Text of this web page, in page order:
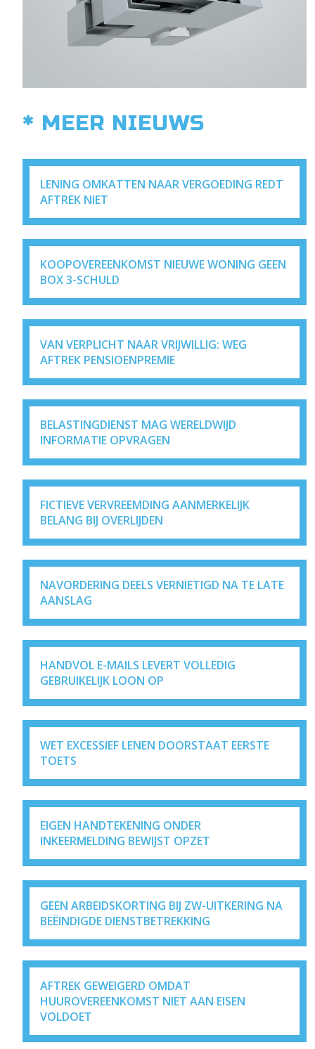
* MEER NIEUWS
LENING OMKATTEN NAAR VERGOEDING REDT
AFTREK NIET
KOOPOVEREENKOMST NIEUWE WONING GEEN
BOX 3-SCHULD
VAN VERPLICHT NAAR VRIJWILLIG: WEG
AFTREK PENSIOENPREMIE
BELASTINGDIENST MAG WERELDWIJD
INFORMATIE OPVRAGEN
FICTIEVE VERVREEMDING AANMERKELIJK
BELANG BIJ OVERLIJDEN
NAVORDERING DEELS VERNIETIGD NA TE LATE
AANSLAG
HANDVOL E-MAILS LEVERT VOLLEDIG
GEBRUIKELIJK LOON OP
WET EXCESSIEF LENEN DOORSTAAT EERSTE
TOETS
EIGEN HANDTEKENING ONDER
INKEERMELDING BEWIJST OPZET
GEEN ARBEIDSKORTING BIJ ZW-UITKERING NA
BEËINDIGDE DIENSTBETREKKING
AFTREK GEWEIGERD OMDAT
HUUROVEREENKOMST NIET AAN EISEN
VOLDOET